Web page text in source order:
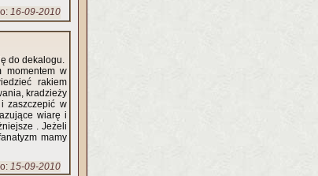
16-09-2010
do dekalogu.
momentem w
rakiem
kradzieży
zaszczepić w
wiarę i
. Jeżeli
mamy
15-09-2010